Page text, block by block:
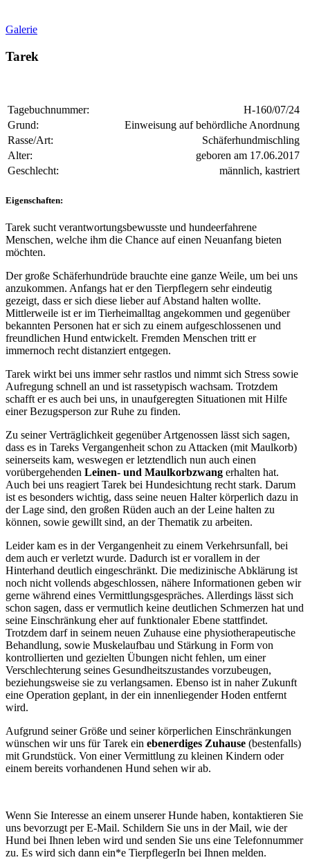
Galerie
Tarek
Tagebuchnummer:
H-160/07/24
Grund:
Einweisung auf behördliche Anordnung
Rasse/Art:
Schäferhundmischling
Alter:
geboren am 17.06.2017
Geschlecht:
männlich, kastriert
Eigenschaften:
Tarek sucht verantwortungsbewusste und hundeerfahrene
Menschen, welche ihm die Chance auf einen Neuanfang bieten
möchten.
Der große Schäferhundrüde brauchte eine ganze Weile, um bei uns
anzukommen. Anfangs hat er den Tierpflegern sehr eindeutig
gezeigt, dass er sich diese lieber auf Abstand halten wollte.
Mittlerweile ist er im Tierheimalltag angekommen und gegenüber
bekannten Personen hat er sich zu einem aufgeschlossenen und
freundlichen Hund entwickelt. Fremden Menschen tritt er
immernoch recht distanziert entgegen.
Tarek wirkt bei uns immer sehr rastlos und nimmt sich Stress sowie
Aufregung schnell an und ist rassetypisch wachsam. Trotzdem
schafft er es auch bei uns, in unaufgeregten Situationen mit Hilfe
einer Bezugsperson zur Ruhe zu finden.
Zu seiner Verträglichkeit gegenüber Artgenossen lässt sich sagen,
dass es in Tareks Vergangenheit schon zu Attacken (mit Maulkorb)
seinerseits kam, weswegen er letztendlich nun auch einen
vorübergehenden Leinen- und Maulkorbzwang erhalten hat.
Auch bei uns reagiert Tarek bei Hundesichtung recht stark. Darum
ist es besonders wichtig, dass seine neuen Halter körperlich dazu in
der Lage sind, den großen Rüden auch an der Leine halten zu
können, sowie gewillt sind, an der Thematik zu arbeiten.
Leider kam es in der Vergangenheit zu einem Verkehrsunfall, bei
dem auch er verletzt wurde. Dadurch ist er vorallem in der
Hinterhand deutlich eingeschränkt. Die medizinische Abklärung ist
noch nicht vollends abgeschlossen, nähere Informationen geben wir
gerne während eines Vermittlungsgespräches. Allerdings lässt sich
schon sagen, dass er vermutlich keine deutlichen Schmerzen hat und
seine Einschränkung eher auf funktionaler Ebene stattfindet.
Trotzdem darf in seinem neuen Zuhause eine physiotherapeutische
Behandlung, sowie Muskelaufbau und Stärkung in Form von
kontrollierten und gezielten Übungen nicht fehlen, um einer
Verschlechterung seines Gesundheitszustandes vorzubeugen,
beziehungsweise sie zu verlangsamen. Ebenso ist in naher Zukunft
eine Operation geplant, in der ein innenliegender Hoden entfernt
wird.
Aufgrund seiner Größe und seiner körperlichen Einschränkungen
wünschen wir uns für Tarek ein ebenerdiges Zuhause (bestenfalls)
mit Grundstück. Von einer Vermittlung zu kleinen Kindern oder
einem bereits vorhandenen Hund sehen wir ab.
Wenn Sie Interesse an einem unserer Hunde haben, kontaktieren Sie
uns bevorzugt per E-Mail. Schildern Sie uns in der Mail, wie der
Hund bei Ihnen leben wird und senden Sie uns eine Telefonnummer
zu. Es wird sich dann ein*e TierpflegerIn bei Ihnen melden.